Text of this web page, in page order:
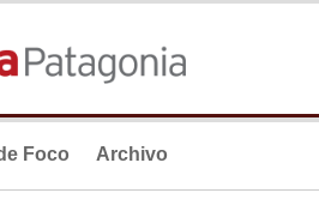
Foco Archivo